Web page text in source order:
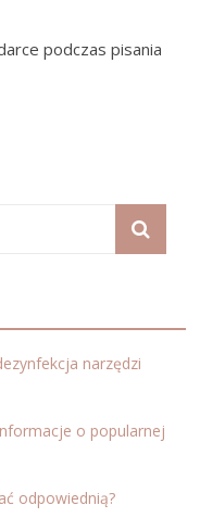
podczas pisania
narzędzi
o popularnej
odpowiednią?